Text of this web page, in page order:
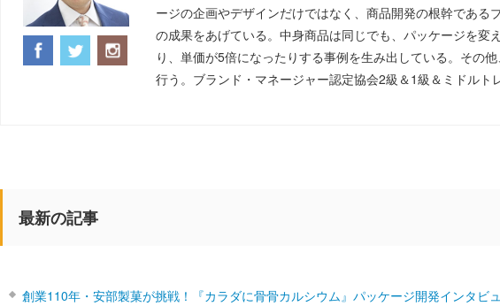
ージの企画やデザインだけではなく、商品開発の根幹である
の成果をあげている。中身商品は同じでも、パッケージを変
り、単価が5倍になったりする事例を生み出している。その
行う。ブランド・マネージャー認定協会2級＆1級＆ミドルト
最新の記事
創業110年・安部製菓が挑戦！『カラダに骨骨カルシウム』パッケージ開発インタビ